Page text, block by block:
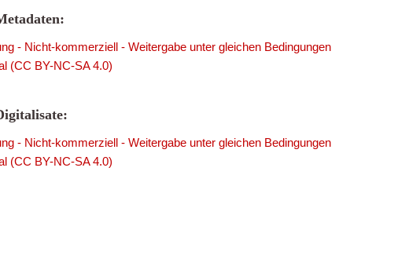
- Nicht-kommerziell - Weitergabe unter gleichen Bedingungen
(CC BY-NC-SA 4.0)
- Nicht-kommerziell - Weitergabe unter gleichen Bedingungen
(CC BY-NC-SA 4.0)